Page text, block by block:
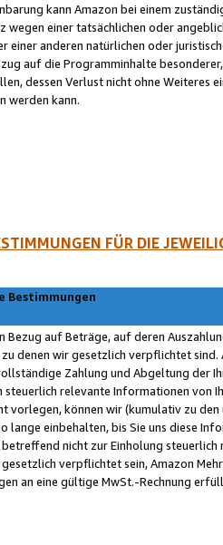
kann Amazon bei einem
wegen einer tatsächlichen oder
einer anderen natürlichen oder
auf die Programminhalte
dessen Verlust nicht ohne Weiteres
werden kann.
FÜR DIE
Bestimmungen
Bezug auf Beträge, auf deren
denen wir gesetzlich verpflichtet
Zahlung und Abgeltung der
steuerlich relevante Informationen von
vorlegen, können wir (kumulativ zu
lange einbehalten, bis Sie uns diese
betreffend nicht zur Einholung
verpflichtet sein, Amazon
an eine gültige MwSt.-Rechnung